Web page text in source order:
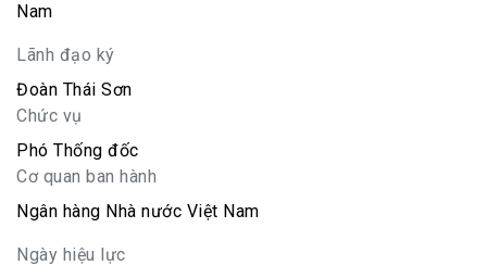
Nam
Lãnh đạo ký
Đoàn Thái Sơn
Chức vụ
Phó Thống đốc
Cơ quan ban hành
Ngân hàng Nhà nước Việt Nam
Ngày hiệu lực